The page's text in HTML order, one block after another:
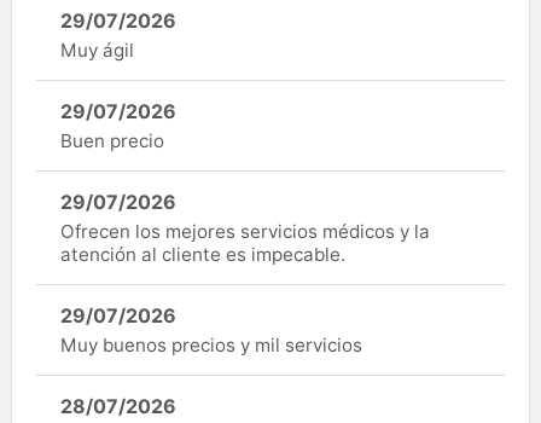
29/07/2026
Muy ágil
29/07/2026
Buen precio
29/07/2026
Ofrecen los mejores servicios médicos y la
atención al cliente es impecable.
29/07/2026
Muy buenos precios y mil servicios
28/07/2026